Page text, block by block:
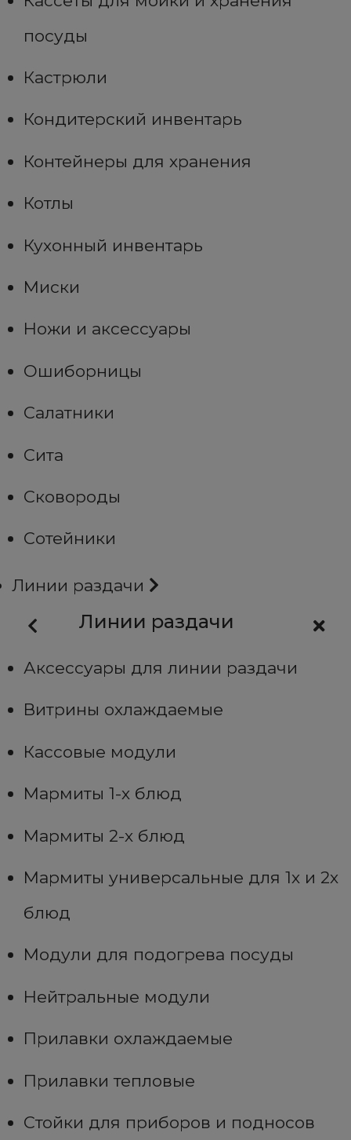
посуды
Кастрюли
Кондитерский инвентарь
Контейнеры для хранения
Котлы
Кухонный инвентарь
Миски
Ножи и аксессуары
Ошиборницы
Салатники
Сита
Сковороды
Сотейники
Линии раздачи
Линии раздачи
Аксессуары для линии раздачи
Витрины охлаждаемые
Кассовые модули
Мармиты 1-х блюд
Мармиты 2-х блюд
Мармиты универсальные для 1х и 2х
блюд
Модули для подогрева посуды
Нейтральные модули
Прилавки охлаждаемые
Прилавки тепловые
Стойки для приборов и подносов